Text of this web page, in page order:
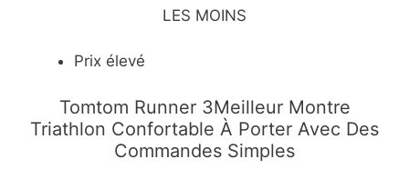
LES MOINS
Prix élevé
​Tomtom Runner 3Meilleur Montre
Triathlon Confortable À Porter Avec Des
Commandes Simples